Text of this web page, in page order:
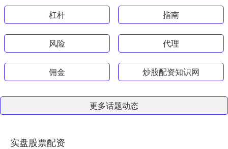
杠杆 指南
风险 代理
佣金 炒股配资知识网
更多话题动态
实盘股票配资